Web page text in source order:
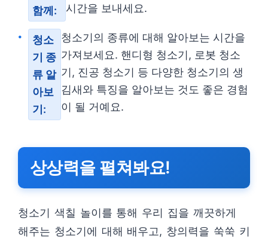
함께:
시간을 보내세요.
청소
기 종
류 알
아보
기:
청소기의 종류에 대해 알아보는 시간을
가져보세요. 핸디형 청소기, 로봇 청소
기, 진공 청소기 등 다양한 청소기의 생
김새와 특징을 알아보는 것도 좋은 경험
이 될 거예요.
상상력을 펼쳐봐요!
청소기 색칠 놀이를 통해 우리 집을 깨끗하게
해주는 청소기에 대해 배우고, 창의력을 쑥쑥 키